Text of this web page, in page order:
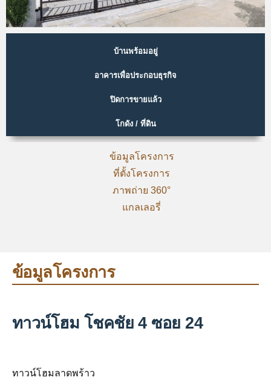
บ้านพร้อมอยู่
อาคารเพื่อประกอบธุรกิจ
ปิดการขายแล้ว
โกดัง / ที่ดิน
ข้อมูลโครงการ
ที่ตั้งโครงการ
ภาพถ่าย 360°
แกลเลอรี่
ข้อมูลโครงการ
ทาวน์โฮม โชคชัย 4 ซอย 24
ทาวน์โฮมลาดพร้าว